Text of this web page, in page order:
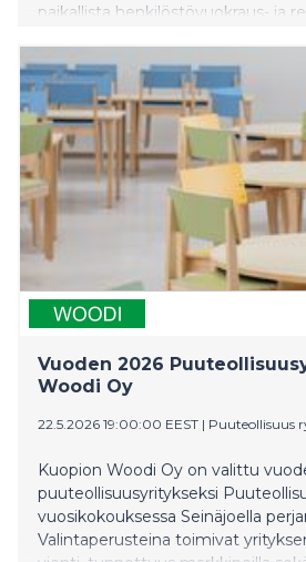
paikallista henkilöstövuokraus- ja
Vuoden 2026
Woodi Oy
22.5.2026 19:00:00 EEST | Puuteollisuus
Kuopion Woodi Oy on valittu
puuteollisuusyritykseksi
vuosikokouksessa Seinäjoella
Valintaperusteina toimivat